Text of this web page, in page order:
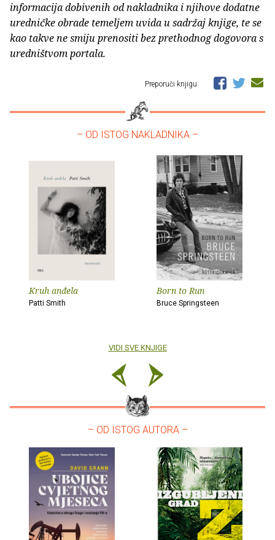
informacija dobivenih od nakladnika i njihove dodatne
uredničke obrade temeljem uvida u sadržaj knjige, te se
kao takve ne smiju prenositi bez prethodnog dogovora s
uredništvom portala.
Preporuči knjigu
– OD ISTOG NAKLADNIKA –
Kruh anđela
Patti Smith
Born to Run
Bruce Springsteen
VIDI SVE KNJIGE
– OD ISTOG AUTORA –